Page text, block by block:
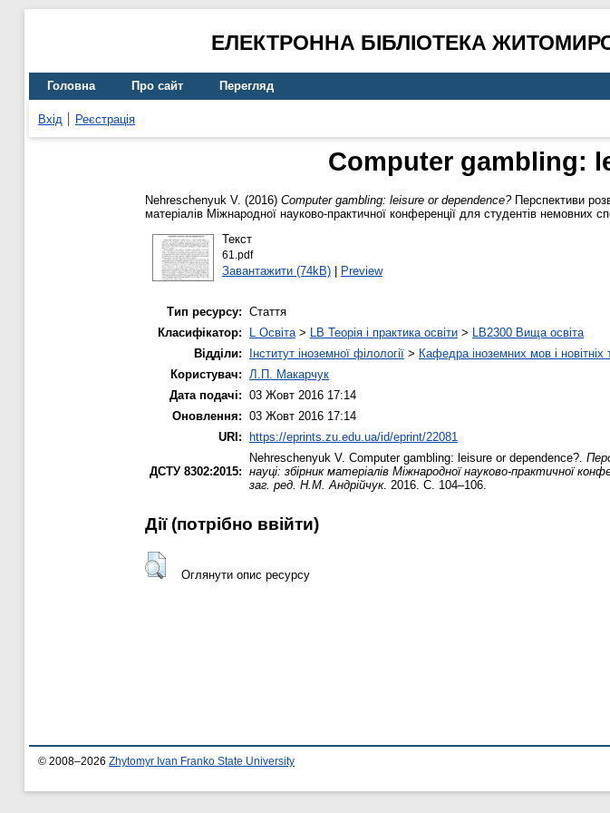
ЕЛЕКТРОННА БІБЛІОТЕКА
Головна Про сайт Перегляд
Вхід Реєстрація
Computer gambling:
Nehreschenyuk V. (2016) Computer gambling: leisure or dependence?Перспективи
матеріалів Міжнародної науково-практичної конференції для студентів
Текст
61.pdf
Завантажити (74kB)| Preview
Тип ресурсу: Стаття
Класифікатор:
L Освіта> LB Теорія і практика освіти > LB2300 Вища освіта
Відділи:
Інститут іноземної філології > Кафедра іноземних мов і новітніх
Користувач: Л.П. Макарчук
Дата подачі: 03 Жовт 2016 17:14
Оновлення: 03 Жовт 2016 17:14
URI:
https://eprints.zu.edu.ua/id/eprint/22081
ДСТУ 8302:2015:
Nehreschenyuk V. Computer gambling: leisure or dependence?.
науці: збірник матеріалів Міжнародної науково-практичної
заг. ред. Н.М. Андрійчук. 2016. С. 104–106.
Дії ​​(потрібно ввійти)
Оглянути опис ресурсу
© 2008–2026 Zhytomyr Ivan Franko State University